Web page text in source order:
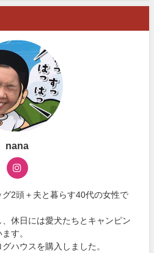
nana
2頭＋夫と暮らす40代の女性で
休日には愛犬たちとキャンピン
す。
ハウスを購入しました。